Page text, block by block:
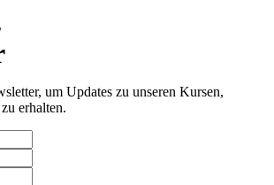
um Updates zu unseren Kursen,
erhalten.